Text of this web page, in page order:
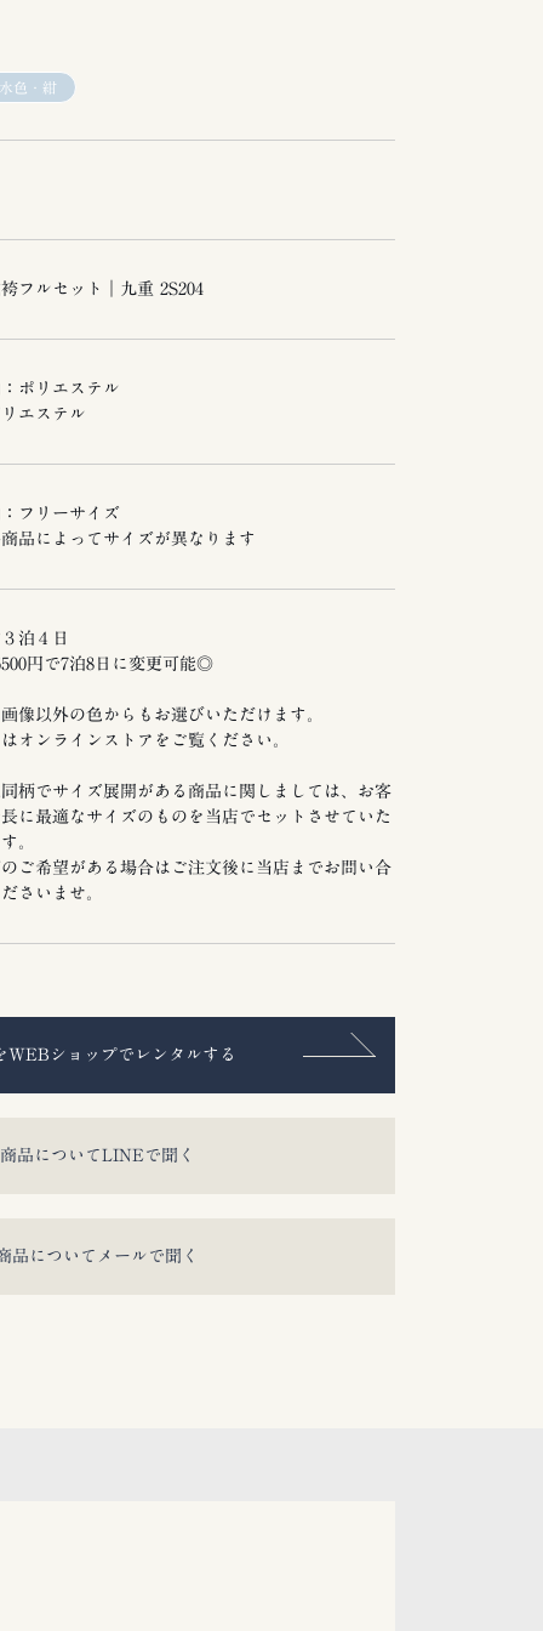
色・紺
フルセット｜九重 2S204
ポリエステル
エステル
フリーサイズ
品によってサイズが異なります
泊４日
円で7泊8日に変更可能◎
像以外の色からもお選びいただけます。
オンラインストアをご覧ください。
柄でサイズ展開がある商品に関しましては、お客
に最適なサイズのものを当店でセットさせていた
。
ご希望がある場合はご注文後に当店までお問い合
さいませ。
WEBショップでレンタルする
品についてLINEで聞く
品についてメールで聞く